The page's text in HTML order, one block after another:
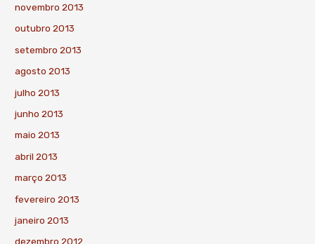
novembro 2013
outubro 2013
setembro 2013
agosto 2013
julho 2013
junho 2013
maio 2013
abril 2013
março 2013
fevereiro 2013
janeiro 2013
dezembro 2012